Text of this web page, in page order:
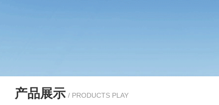
产品展示 / PRODUCTS PLAY